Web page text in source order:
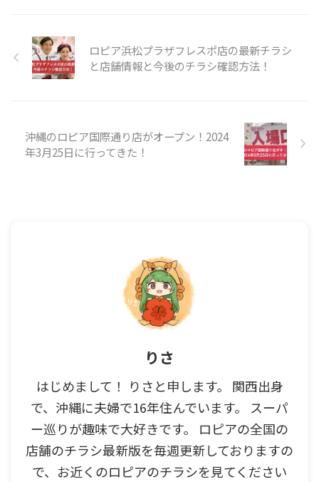
ロピア浜松プラザフレスポ店の最新チラシ
と店舗情報と今後のチラシ確認方法！
沖縄のロピア国際通り店がオープン！2024
年3月25日に行ってきた！
りさ
はじめまして！ りさと申します。 関西出身
で、沖縄に夫婦で16年住んでいます。 スーパ
ー巡りが趣味で大好きです。 ロピアの全国の
店舗のチラシ最新版を毎週更新しておりますの
で、お近くのロピアのチラシを見てください